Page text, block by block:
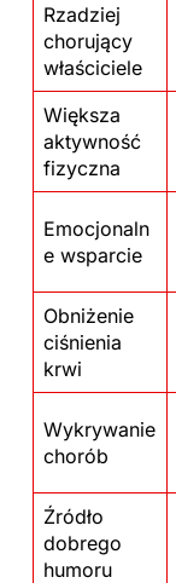
Rzadziej
chorujący
właściciele
Większa
aktywność
fizyczna
Emocjonaln
e wsparcie
Obniżenie
ciśnienia
krwi
Wykrywanie
chorób
Źródło
dobrego
humoru